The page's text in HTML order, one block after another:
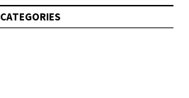
CATEGORIES